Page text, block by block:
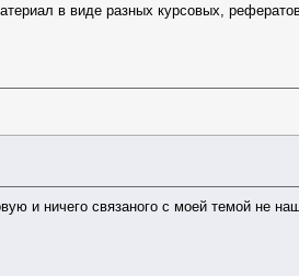
в виде разных курсовых,
и ничего связаного с моей темой не